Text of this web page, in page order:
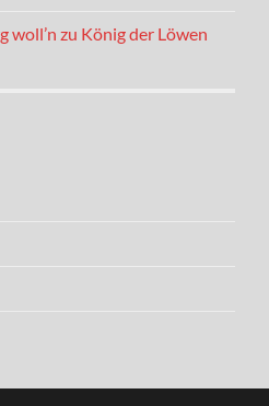
woll’n zu König der Löwen